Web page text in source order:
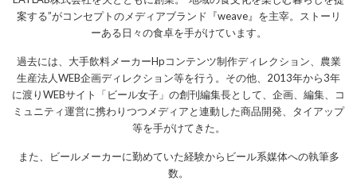
案する”がコンセプトのメディアブランド『weave』を主宰。ストーリ
ーある日々の食卓を手がけています。
過去には、大手飲料メーカーHpコンテンツ制作ディレクション、農業
生産法人WEB企画ディレクション等を行う。その他、2013年から3年
に渡りWEBサイト「ビール女子」の創刊編集長として、企画、編集、コ
ミュニティ運営に携わりつつメディアと連動した商品開発、タイアップ
等を手がけてきた。
また、ビールメーカーに勤めていた経験からビール系媒体への執筆多
数。